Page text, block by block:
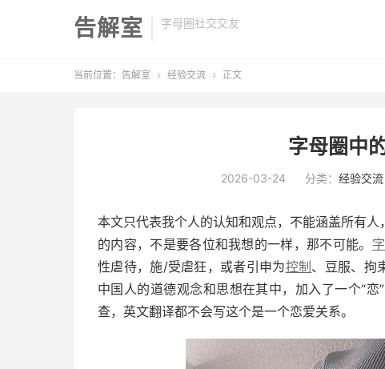
告解室 字母圈社交交友
当前位置： 告解室  经验交流  正文
字母圈中
2026-03-24 分类： 经验交流
本文只代表我个人的认知和观点，不能涵盖所有
的内容，不是要各位和我想的一样，那不可能。
性虐待，施/受虐狂，或者引申为控制 、豆服、拘
中国人的道德观念和思想在其中，加入了一个“
查，英文翻译都不会写这个是一个恋爱关系。